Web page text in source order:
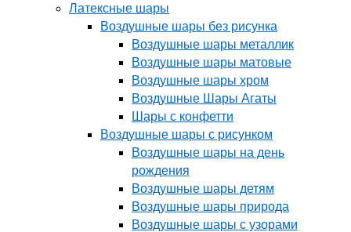
Латексные шары
Воздушные шары без рисунка
Воздушные шары металлик
Воздушные шары матовые
Воздушные шары хром
Воздушные Шары Агаты
Шары с конфетти
Воздушные шары с рисунком
Воздушные шары на день
рождения
Воздушные шары детям
Воздушные шары природа
Воздушные шары с узорами